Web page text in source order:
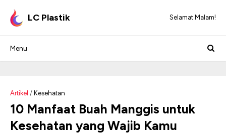
LC Plastik Selamat Malam!
Artikel / Kesehatan
10 Manfaat Buah Manggis untuk
Kesehatan yang Wajib Kamu